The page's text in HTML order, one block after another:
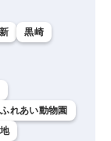
黒崎
ふれあい動物園